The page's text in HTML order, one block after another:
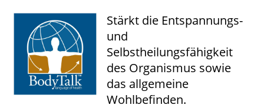
Stärkt die Entspannungs-
und
Selbstheilungsfähigkeit
des Organismus sowie
das allgemeine
Wohlbefinden.